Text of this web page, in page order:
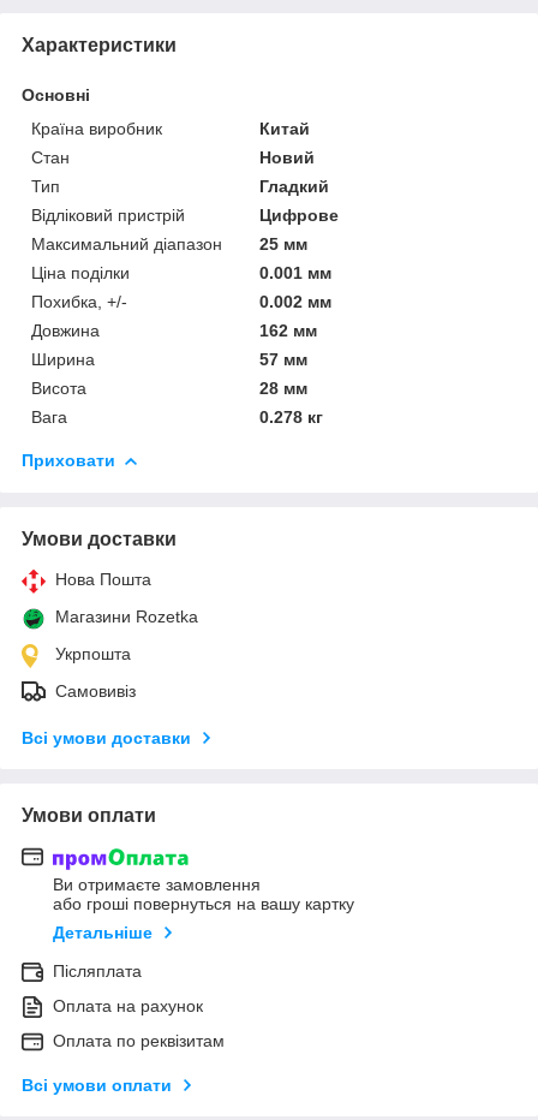
Характеристики
Основні
Країна виробник
Китай
Стан
Новий
Тип
Гладкий
Відліковий пристрій
Цифрове
Максимальний діапазон
25 мм
Ціна поділки
0.001 мм
Похибка, +/-
0.002 мм
Довжина
162 мм
Ширина
57 мм
Висота
28 мм
Вага
0.278 кг
Приховати
Умови доставки
Нова Пошта
Магазини Rozetka
Укрпошта
Самовивіз
Всі умови доставки
Умови оплати
Ви отримаєте замовлення
або гроші повернуться на вашу картку
Детальніше
Післяплата
Оплата на рахунок
Оплата по реквізитам
Всі умови оплати